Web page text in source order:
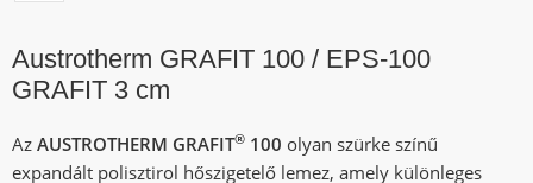
Austrotherm GRAFIT 100 / EPS-100
GRAFIT 3 cm
AzAUSTROTHERM GRAFIT® 100 olyan szürke színű
expandált polisztirol hőszigetelő lemez, amely különleges